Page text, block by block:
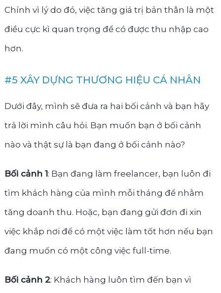
Chính vì lý do đó, việc tăng giá trị bản thân là một
điều cực kì quan trọng để có được thu nhập cao
hơn.
#5 XÂY DỰNG THƯƠNG HIỆU CÁ NHÂN
Dưới đây, mình sẽ đưa ra hai bối cảnh và bạn hãy
trả lời mình câu hỏi. Bạn muốn bạn ở bối cảnh
nào và thật sự là bạn đang ở bối cảnh nào?
Bối cảnh 1: Bạn đang làm freelancer, bạn luôn đi
tìm khách hàng của mình mỗi tháng để nhằm
tăng doanh thu. Hoặc, bạn đang gửi đơn đi xin
việc khắp nơi để có một việc làm tốt hơn nếu bạn
đang muốn có một công việc full-time.
Bối cảnh 2: Khách hàng luôn tìm đến bạn vì